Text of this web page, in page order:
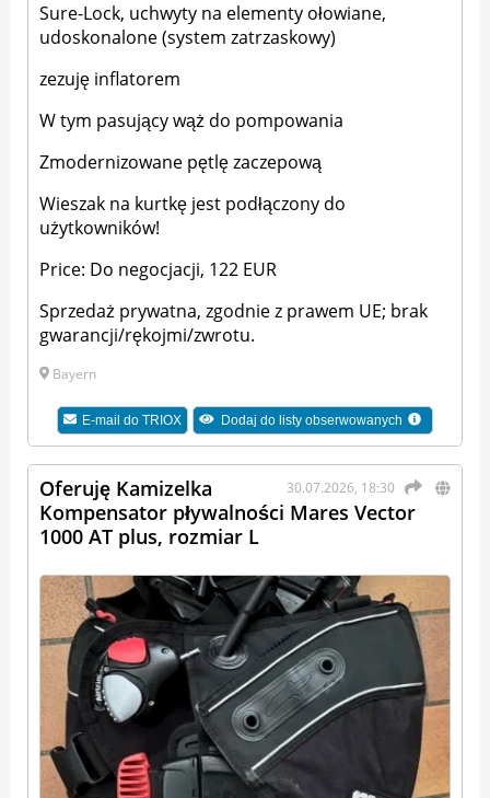
Sure-Lock, uchwyty na elementy ołowiane,
udoskonalone (system zatrzaskowy)
zezuję inflatorem
W tym pasujący wąż do pompowania
Zmodernizowane pętlę zaczepową
Wieszak na kurtkę jest podłączony do
użytkowników!
Price: Do negocjacji, 122 EUR
Sprzedaż prywatna, zgodnie z prawem UE; brak
gwarancji/rękojmi/zwrotu.
Bayern
E-mail doTRIOX Dodaj do listy obserwowanych
30.07.2026, 18:30
Oferuję Kamizelka
Kompensator pływalności Mares Vector
1000 AT plus, rozmiar L